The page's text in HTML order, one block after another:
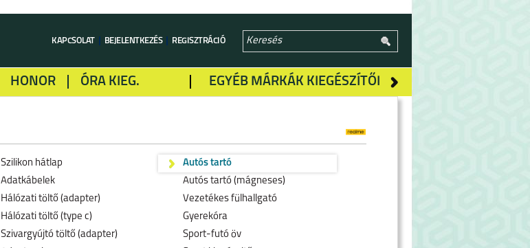
KAPCSOLAT BEJELENTKEZÉS REGISZTRÁCIÓ
EGYÉB MÁRKÁK KIEGÉSZÍTŐI
HONOR ÓRA KIEG.
Szilikon hátlap
Adatkábelek
Hálózati töltő (adapter)
Hálózati töltő (type c)
Szivargyújtó töltő (adapter)
Autós tartó
Autós tartó (mágneses)
Vezetékes fülhallgató
Gyerekóra
Sport-futó öv